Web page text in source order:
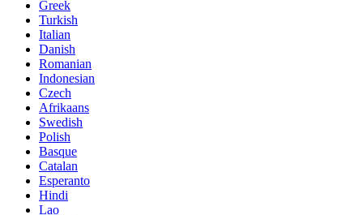
Greek
Turkish
Italian
Danish
Romanian
Indonesian
Czech
Afrikaans
Swedish
Polish
Basque
Catalan
Esperanto
Hindi
Lao